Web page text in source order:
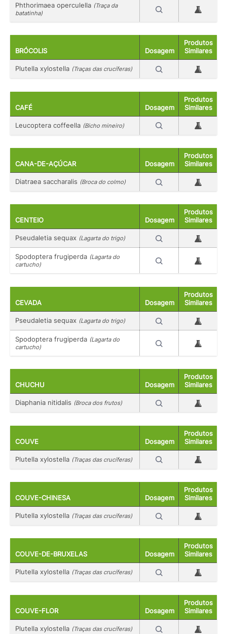
Phthorimaea operculella (Traça da
batatinha)
BRÓCOLIS Dosagem
Produtos
Similares
Plutella xylostella (Traças das crucíferas)
CAFÉ Dosagem
Produtos
Similares
Leucoptera coffeella (Bicho mineiro)
CANA-DE-AÇÚCAR Dosagem
Produtos
Similares
Diatraea saccharalis (Broca do colmo)
CENTEIO Dosagem
Produtos
Similares
Pseudaletia sequax (Lagarta do trigo)
Spodoptera frugiperda (Lagarta do
cartucho)
CEVADA Dosagem
Produtos
Similares
Pseudaletia sequax (Lagarta do trigo)
Spodoptera frugiperda (Lagarta do
cartucho)
CHUCHU Dosagem
Produtos
Similares
Diaphania nitidalis (Broca dos frutos)
COUVE Dosagem
Produtos
Similares
Plutella xylostella (Traças das crucíferas)
COUVE-CHINESA Dosagem
Produtos
Similares
Plutella xylostella (Traças das crucíferas)
COUVE-DE-BRUXELAS Dosagem
Produtos
Similares
Plutella xylostella (Traças das crucíferas)
COUVE-FLOR Dosagem
Produtos
Similares
Plutella xylostella (Traças das crucíferas)